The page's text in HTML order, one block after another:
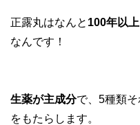
正露丸はなんと 100年以上
なんです！
生薬が主成分で、5種類
をもたらします。